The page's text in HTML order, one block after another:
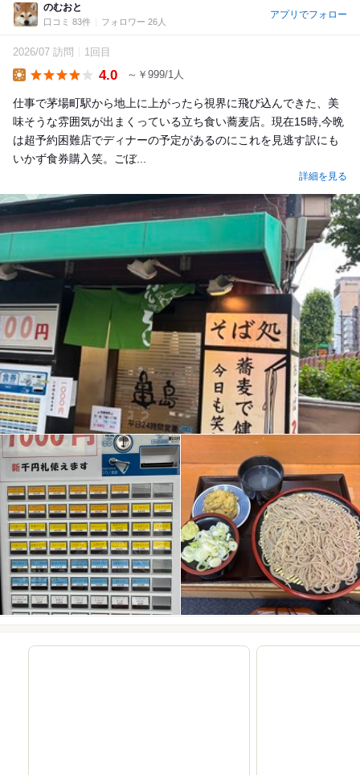
のむおと
口コミ 83件 フォロワー 26人
アプリでフォロー
2026/07 訪問 1回目
4.0 ～￥999/1人
仕事で茅場町駅から地上に上がったら視界に飛び込んできた、美
味そうな雰囲気が出まくっている立ち食い蕎麦店。現在15時,今晩
は超予約困難店でディナーの予定があるのにこれを見逃す訳にも
いかず食券購入笑。ごぼ...
詳細を見る